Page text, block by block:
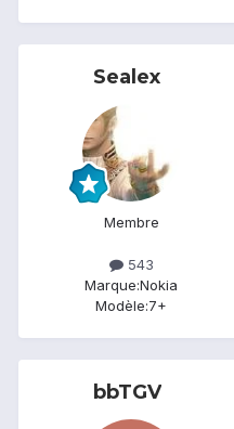
Sealex
Membre
543
Marque:Nokia
Modèle:7+
bbTGV